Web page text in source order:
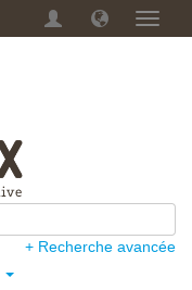
Menu
+ Recherche avancée